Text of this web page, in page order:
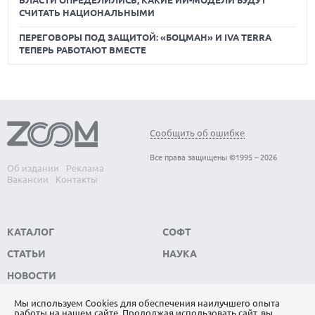
СЧИТАТЬ НАЦИОНАЛЬНЫМИ
ПЕРЕГОВОРЫ ПОД ЗАЩИТОЙ: «БОЦМАН» И IVA TERRA
ТЕПЕРЬ РАБОТАЮТ ВМЕСТЕ
Об издании
Реклама
Вакансии
Контакты
Сообщить об ошибке
Все права защищены ©1995 – 2026
КАТАЛОГ
СТАТЬИ
НОВОСТИ
СОФТ
НАУКА
Мы используем Сookies для обеспечения наилучшего опыта
работы на нашем сайте. Продолжая использовать сайт, вы